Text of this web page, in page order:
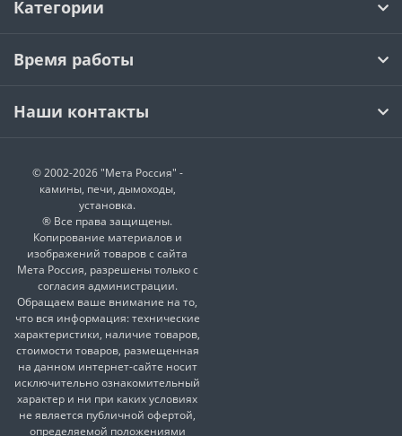
Категории
Время работы
Наши контакты
© 2002-2026 "Мета Россия" -
камины, печи, дымоходы,
установка.
® Все права защищены.
Копирование материалов и
изображений товаров с сайта
Мета Россия, разрешены только с
согласия администрации.
Обращаем ваше внимание на то,
что вся информация: технические
характеристики, наличие товаров,
стоимости товаров, размещенная
на данном интернет-сайте носит
исключительно ознакомительный
характер и ни при каких условиях
не является публичной офертой,
определяемой положениями